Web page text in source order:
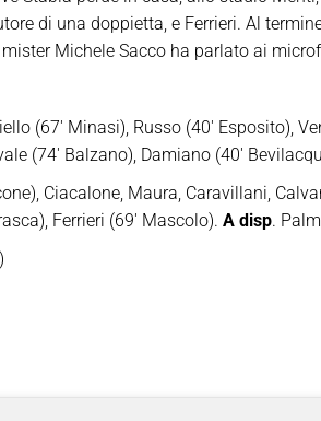
di una doppietta, e Ferrieri. Al
Michele Sacco ha parlato ai
(67′ Minasi), Russo (40′ Esposito),
(74′ Balzano), Damiano (40′
Ciacalone, Maura, Caravillani,
Ferrieri (69′ Mascolo). A disp.